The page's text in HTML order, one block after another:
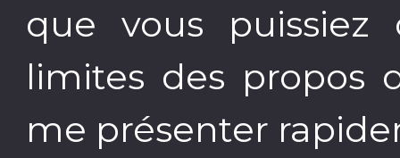
que vous
limites des propos
me présenter